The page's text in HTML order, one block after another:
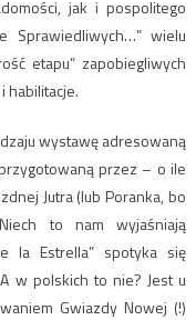
jak i pospolitego
Sprawiedliwych…” wielu
etapu” zapobiegliwych
habilitacje.
wystawę adresowaną
przez – o ile
Jutra (lub Poranka, bo
to nam wyjaśniają
la Estrella” spotyka się
w polskich to nie? Jest u
Gwiazdy Nowej (!)